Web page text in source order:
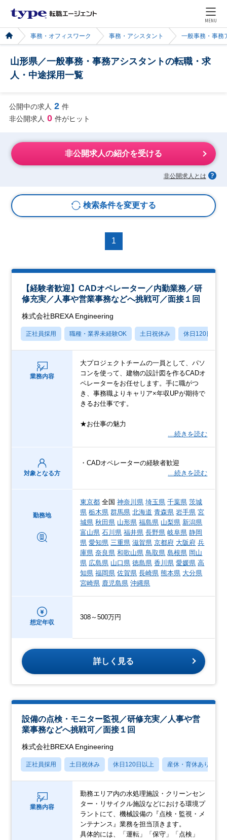
MENU
事務・オフィスワーク 事務・アシスタント 一般事務・事務
山形県／一般事務・事務アシスタントの転職・求
人・中途採用一覧
公開中の求人 2 件
非公開求人 0 件がヒット
非公開求人の紹介を受ける
非公開求人とは
検索条件を変更する
1
【経験者歓迎】CADオペレーター／内勤業務／研
修充実／人事や営業事務などへ挑戦可／面接１回
株式会社BREXA Engineering
正社員採用 職種・業界未経験OK 土日祝休み 休日120日以上
業務内容
大プロジェクトチームの一員として、パソ
コンを使って、建物の設計図を作るCADオ
ペレーターをお任せします。手に職がつ
き、事務職よりキャリア×年収UPが期待で
きるお仕事です。
★お仕事の魅力
…続きを読む
対象となる方
・CADオペレーターの経験者歓迎
…続きを読む
勤務地
東京都 全国神奈川県 埼玉県 千葉県 茨城
県 栃木県 群馬県 北海道 青森県 岩手県 宮
城県 秋田県 山形県 福島県 山梨県 新潟県
富山県 石川県 福井県 長野県 岐阜県 静岡
県 愛知県 三重県 滋賀県 京都府 大阪府 兵
庫県 奈良県 和歌山県 鳥取県 島根県 岡山
県 広島県 山口県 徳島県 香川県 愛媛県 高
知県 福岡県 佐賀県 長崎県 熊本県 大分県
宮崎県 鹿児島県 沖縄県
想定年収
308～500万円
詳しく見る
設備の点検・モニター監視／研修充実／人事や営
業事務などへ挑戦可／面接１回
株式会社BREXA Engineering
正社員採用 土日祝休み 休日120日以上 産休・育休あり
業務内容
勤務エリア内の水処理施設・クリーンセン
ター・リサイクル施設などにおける環境プ
ラントにて、機械設備の『点検・監視・メ
ンテナンス』業務を担当頂きます。
具体的には、「運転」「保守」「点検」